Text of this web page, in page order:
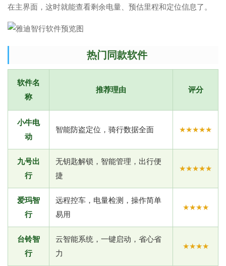
在主界面，这时就能查看剩余电量、预估里程和定位信息了。
热门同款软件
软件名
称
推荐理由 评分
小牛电
动
智能防盗定位，骑行数据全面 ★★★★★
九号出
行
无钥匙解锁，智能管理，出行便
捷
★★★★★
爱玛智
行
远程控车，电量检测，操作简单
易用
★★★★
台铃智
行
云智能系统，一键启动，省心省
力
★★★★